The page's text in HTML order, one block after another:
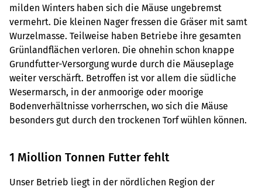
milden Winters haben sich die Mäuse ungebremst
vermehrt. Die kleinen Nager fressen die Gräser mit samt
Wurzelmasse. Teilweise haben Betriebe ihre gesamten
Grünlandflächen verloren. Die ohnehin schon knappe
Grundfutter-Versorgung wurde durch die Mäuseplage
weiter verschärft. Betroffen ist vor allem die südliche
Wesermarsch, in der anmoorige oder moorige
Bodenverhältnisse vorherrschen, wo sich die Mäuse
besonders gut durch den trockenen Torf wühlen können.
1 Miollion Tonnen Futter fehlt
Unser Betrieb liegt in der nördlichen Region der